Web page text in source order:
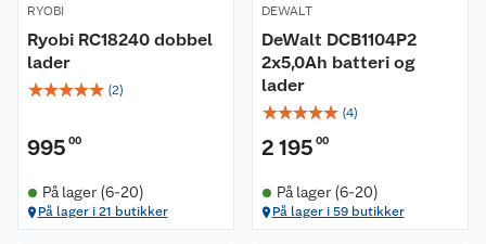
RYOBI
Ryobi RC18240 dobbel
lader
☆☆☆☆☆ (2)
995 00
På lager (6-20)
På lager i 21 butikker
DEWALT
DeWalt DCB1104P2
2x5,0Ah batteri og
lader
☆☆☆☆☆ (4)
2 195 00
På lager (6-20)
På lager i 59 butikker